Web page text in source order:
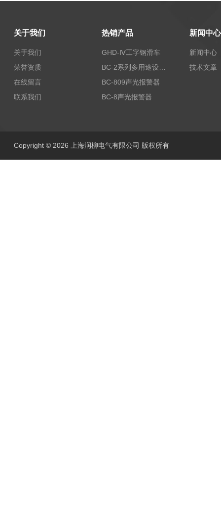
关于我们
关于我们
荣誉资质
在线留言
联系我们
热销产品
GHD-Ⅳ工字钢滑车
BC-809声光报警器
BC-8声光报警器
新闻中心
新闻中心
技术文章
Copyright © 2026 上海润柳电气有限公司 版权所有